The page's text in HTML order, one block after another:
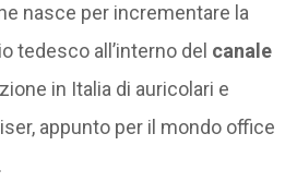
nasce per incrementare la
tedesco all’interno del canale
in Italia di auricolari e
appunto per il mondo office